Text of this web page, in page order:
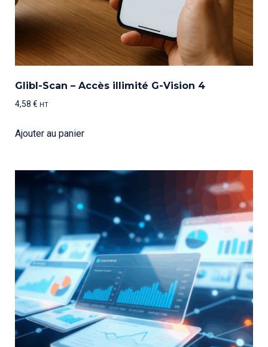
Glibl-Scan – Accès illimité G-Vision 4
4,58 € HT
Ajouter au panier